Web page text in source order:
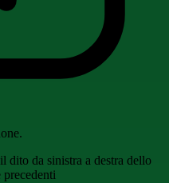
dito da sinistra a destra dello
precedenti